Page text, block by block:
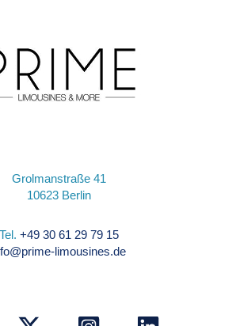
Grolmanstraße 41
10623 Berlin
Tel. +49 30 61 29 79 15
limousines.de